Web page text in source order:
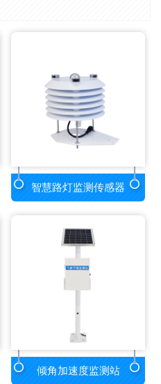
智慧路灯监测传感器
倾角加速度监测站